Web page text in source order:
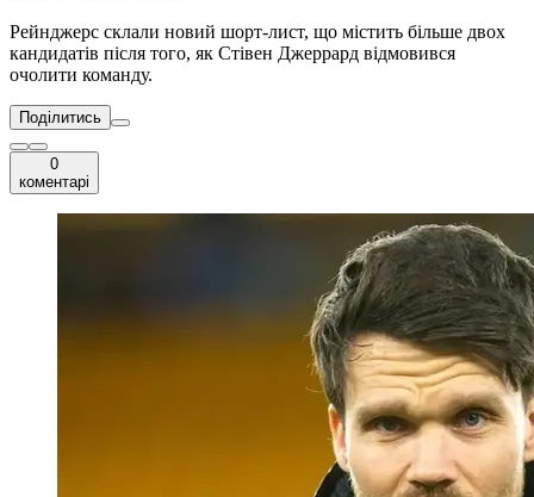
Рейнджерс склали новий шорт-лист, що містить більше двох
кандидатів після того, як Стівен Джеррард відмовився
очолити команду.
Поділитись
0
коментарі